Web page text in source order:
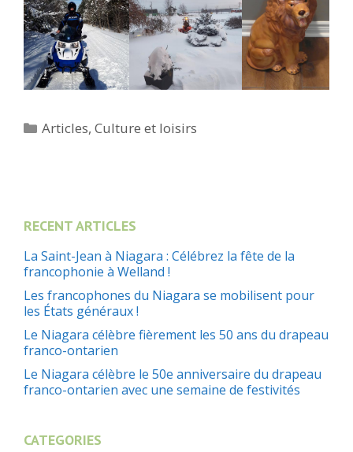
Catégories
Articles,Culture et loisirs
RECENT ARTICLES
La Saint-Jean à Niagara : Célébrez la fête de la
francophonie à Welland !
Les francophones du Niagara se mobilisent pour
les États généraux !
Le Niagara célèbre fièrement les 50 ans du drapeau
franco-ontarien
Le Niagara célèbre le 50e anniversaire du drapeau
franco-ontarien avec une semaine de festivités
CATEGORIES